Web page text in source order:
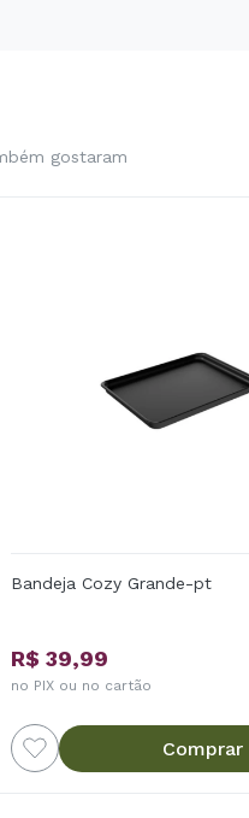
gostaram
Bandeja Cozy Grande-pt
R$ 39,99
no PIX ou no cartão
Comprar